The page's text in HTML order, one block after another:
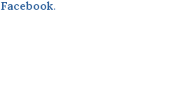
Facebook.